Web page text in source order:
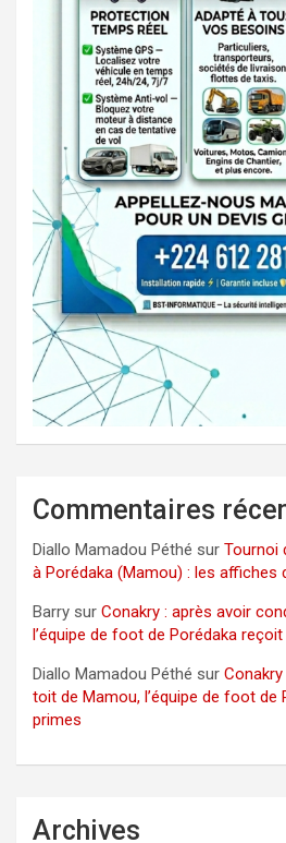
Commentaires
Diallo Mamadou Péthé sur Tournoi
à Porédaka (Mamou) : les affiches
Barry sur Conakry : après avoir
l’équipe de foot de Porédaka
Diallo Mamadou Péthé sur
toit de Mamou, l’équipe de foot de
primes
Archives